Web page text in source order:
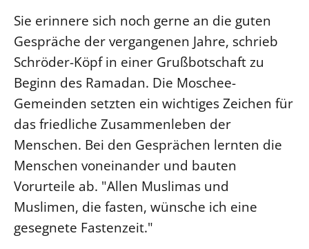
Sie erinnere sich noch gerne an die guten
Gespräche der vergangenen Jahre, schrieb
Schröder-Köpf in einer Grußbotschaft zu
Beginn des Ramadan. Die Moschee-
Gemeinden setzten ein wichtiges Zeichen für
das friedliche Zusammenleben der
Menschen. Bei den Gesprächen lernten die
Menschen voneinander und bauten
Vorurteile ab. "Allen Muslimas und
Muslimen, die fasten, wünsche ich eine
gesegnete Fastenzeit."
SERVICE
Älterwerden im Pfarrberuf
Beteiligungsverfahren
Beschwerdestellen
Ephoralbüro
Finanzplanung
IT-Service
Corporate Design